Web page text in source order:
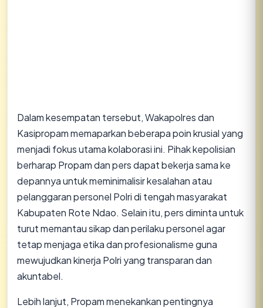
​Dalam kesempatan tersebut, Wakapolres dan
Kasipropam memaparkan beberapa poin krusial yang
menjadi fokus utama kolaborasi ini. Pihak kepolisian
berharap Propam dan pers dapat bekerja sama ke
depannya untuk meminimalisir kesalahan atau
pelanggaran personel Polri di tengah masyarakat
Kabupaten Rote Ndao. Selain itu, pers diminta untuk
turut memantau sikap dan perilaku personel agar
tetap menjaga etika dan profesionalisme guna
mewujudkan kinerja Polri yang transparan dan
akuntabel.
​Lebih lanjut, Propam menekankan pentingnya